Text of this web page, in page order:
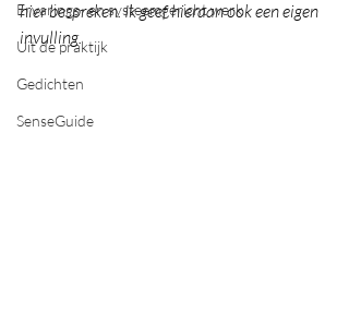
Ervarings- en systeemgericht werk
Uit de praktijk
Gedichten
SenseGuide
hier bespreken. Ik geef hieraan ook een eigen
invulling.